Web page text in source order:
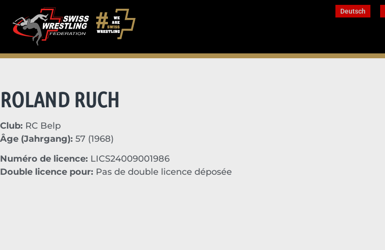
Deutsch
ROLAND RUCH
Club: RC Belp
Âge (Jahrgang): 57 (1968)
Numéro de licence: LICS24009001986
Double licence pour: Pas de double licence déposée